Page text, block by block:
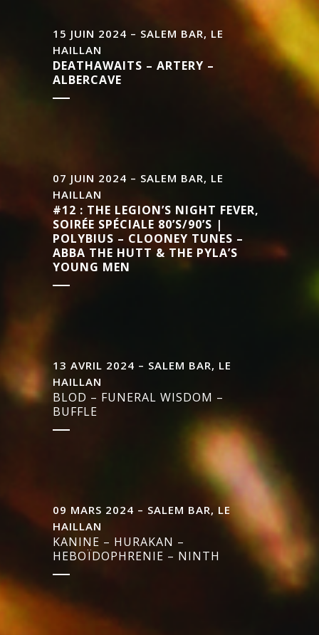
15 JUIN 2024 – SALEM BAR, LE
HAILLAN
DEATHAWAITS – ARTERY –
ALBERCAVE
07 JUIN 2024 – SALEM BAR, LE
HAILLAN
#12 : THE LEGION’S NIGHT FEVER,
SOIRÉE SPÉCIALE 80’S/90’S |
POLYBIUS – CLOONEY TUNES –
ABBA THE HUTT & THE PYLA’S
YOUNG MEN
13 AVRIL 2024 – SALEM BAR, LE
HAILLAN
BLOD – FUNERAL WISDOM –
BUFFLE
09 MARS 2024 – SALEM BAR, LE
HAILLAN
KANINE – HURAKAN –
HEBOÏDOPHRENIE – NINTH